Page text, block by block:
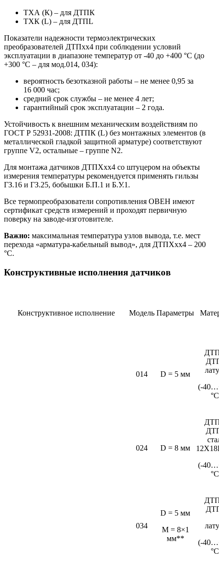
ТХА (К) – для ДТПК
ТХК (L) – для ДТПL
Показатели надежности термоэлектрических
преобразователей ДТПхх4 при соблюдении условий
эксплуатации в диапазоне температур от -40 до +400 °С (до
+300 °С – для мод.014, 034):
вероятность безотказной работы – не менее 0,95 за
16 000 час;
средний срок службы – не менее 4 лет;
гарантийный срок эксплуатации – 2 года.
Устойчивость к внешним механическим воздействиям по
ГОСТ Р 52931-2008: ДТПК (L) без монтажных элементов (в
металлической гладкой защитной арматуре) соответствуют
группе V2, остальные – группе N2.
Для монтажа датчиков ДТПХхх4 со штуцером на объекты
измерения температуры рекомендуется применять гильзы
ГЗ.16 и ГЗ.25, бобышки Б.П.1 и Б.У.1.
Все термопреобразователи сопротивления ОВЕН имеют
сертификат средств измерений и проходят первичную
поверку на заводе-изготовителе.
Важно: максимальная температура узлов вывода, т.е. мест
перехода «арматура-кабельный вывод», для ДТПХхх4 – 200
°С.
Конструктивные исполнения датчиков
Конструктивное исполнение Модель Параметры
014 D = 5 мм
(-
024 D = 8 мм
(-
034
D = 5 мм
М = 8×1
мм**
(-